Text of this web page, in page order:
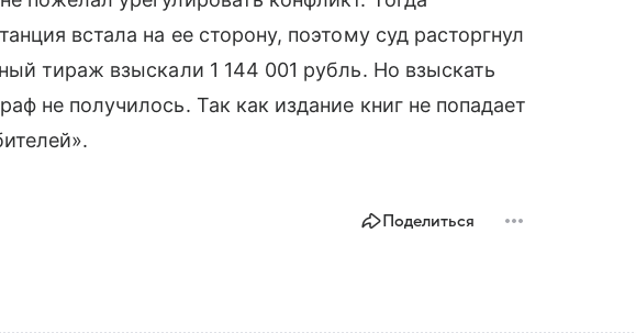
встала на ее сторону, поэтому суд расторгнул
тираж взыскали 1 144 001 рубль. Но взыскать
не получилось. Так как издание книг не попадает
Поделиться